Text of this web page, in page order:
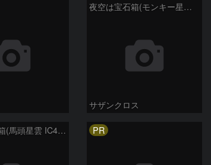
夜空は宝石箱(モンキー星雲 NGC2174) Seestar50
サザンクロス
夜空は宝石箱(馬頭星雲 IC434) Seestar50 PR